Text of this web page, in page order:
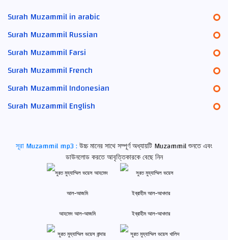
Surah Muzammil in arabic
Surah Muzammil Russian
Surah Muzammil Farsi
Surah Muzammil French
Surah Muzammil Indonesian
Surah Muzammil English
সূরা Muzammil mp3 :উচ্চ মানের সাথে সম্পূর্ণ অধ্যায়টি Muzammil শুনতে এবং
ডাউনলোড করতে আবৃত্তিকারকে বেছে নিন
আহমেদ আল-আজমি ইব্রাহীম আল-আখদার